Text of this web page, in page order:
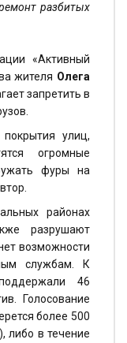
разбитых
«Активный
жителя Олега
запретить в
улиц,
огромные
фуры на
районах
разрушают
возможности
службам. К
46
Голосование
более 500
либо в течение